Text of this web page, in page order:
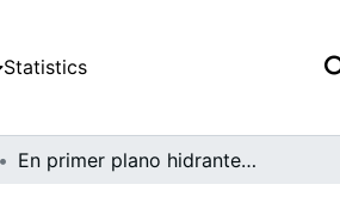
Statistics
En primer plano hidrante en acera